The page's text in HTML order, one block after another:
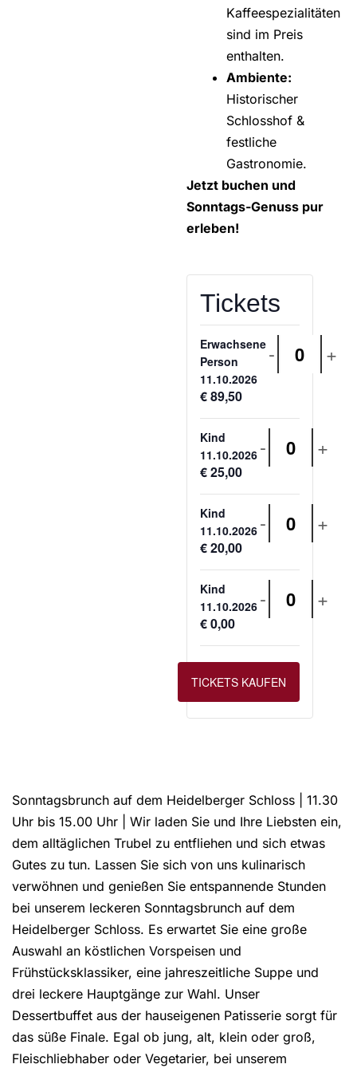
Kaffeespezialitäten
sind im Preis
enthalten.
Ambiente:
Historischer
Schlosshof &
festliche
Gastronomie.
Jetzt buchen und
Sonntags-Genuss pur
erleben!
Tickets
Erwachsene
Person
11.10.2026
€89,50
- Anzahl
+
Kind
11.10.2026
€25,00
- Anzahl
+
Kind
11.10.2026
€20,00
- Anzahl
+
Kind
11.10.2026
€0,00
- Anzahl
+
TICKETS KAUFEN
Sonntagsbrunch auf dem Heidelberger Schloss | 11.30
Uhr bis 15.00 Uhr | Wir laden Sie und Ihre Liebsten ein,
dem alltäglichen Trubel zu entfliehen und sich etwas
Gutes zu tun. Lassen Sie sich von uns kulinarisch
verwöhnen und genießen Sie entspannende Stunden
bei unserem leckeren Sonntagsbrunch auf dem
Heidelberger Schloss. Es erwartet Sie eine große
Auswahl an köstlichen Vorspeisen und
Frühstücksklassiker, eine jahreszeitliche Suppe und
drei leckere Hauptgänge zur Wahl. Unser
Dessertbuffet aus der hauseigenen Patisserie sorgt für
das süße Finale. Egal ob jung, alt, klein oder groß,
Fleischliebhaber oder Vegetarier, bei unserem